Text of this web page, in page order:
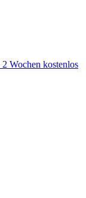
2 Wochen kostenlos